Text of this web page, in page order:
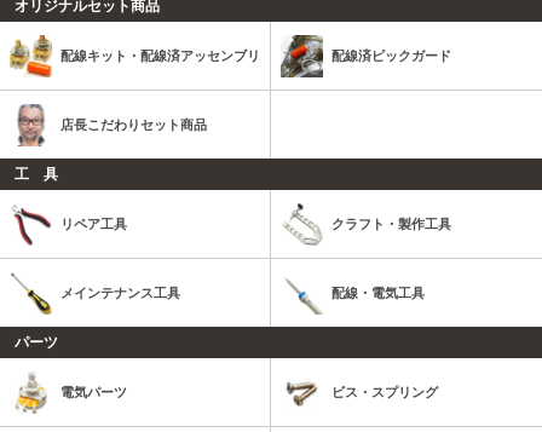
オリジナルセット商品
配線キット・配線済アッセンブリ 配線済ピックガード
店長こだわりセット商品
工 具
リペア工具 クラフト・製作工具
メインテナンス工具 配線・電気工具
パーツ
電気パーツ ビス・スプリング